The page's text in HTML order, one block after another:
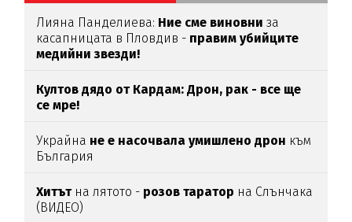
Лияна Панделиева: Ние сме виновниза
касапницата в Пловдив - правим убийците
медийни звезди!
Култов дядо от Кардам: Дрон, рак - все ще
се мре!
Украйна не е насочвала умишлено дрон към
България
Хитътна лятото - розов таратор на Слънчака
(ВИДЕО)